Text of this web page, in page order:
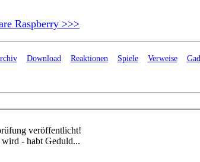
Raspberry >>>
Download Reaktionen Spiele Verweise